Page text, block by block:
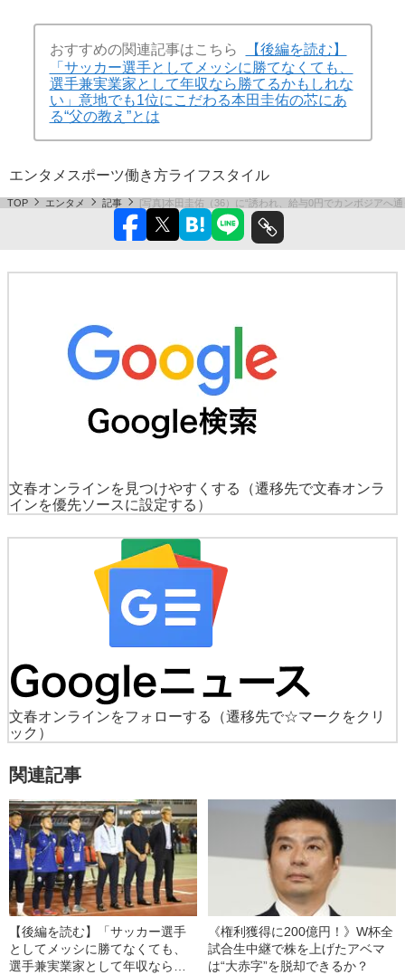
おすすめの関連記事はこちら
【後編を読む】
「サッカー選手としてメッシに勝てなくても、
選手兼実業家として年収なら勝てるかもしれな
い」意地でも1位にこだわる本田圭佑の芯にあ
る“父の教え”とは
エンタメ スポーツ働き方ライフスタイル
TOP エンタメ 記事 [写真]本田圭佑（36）に“誘われ、給与0円でカンボジア
文春オンラインを見つけやすくする
（遷移先で文春オンラ
インを優先ソースに設定する）
文春オンラインをフォローする
（遷移先で☆マークをクリ
ック）
関連記事
【後編を読む】「サッカー選手
としてメッシに勝てなくても、
選手兼実業家として年収なら勝
《権利獲得に200億円！》W杯全
試合生中継で株を上げたアベマ
は“大赤字”を脱却できるか？